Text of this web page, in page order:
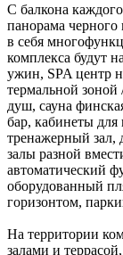
С балкона
панорама
в себя
комплекса будут
ужин, SPA центр
термальной зоной
душ, сауна
бар, кабинеты
тренажерный зал,
залы разной
автоматический
оборудованный
горизонтом,
На территории
залами и